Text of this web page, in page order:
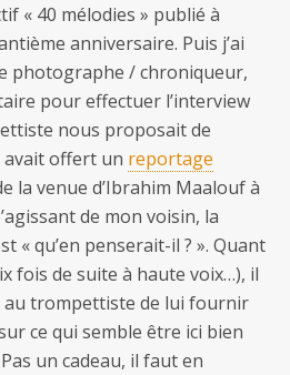
« 40 mélodies » publié à
anniversaire. Puis j’ai
photographe / chroniqueur,
pour effectuer l’interview
nous proposait de
avait offert un reportage
la venue d’Ibrahim Maalouf à
de mon voisin, la
« qu’en penserait-il ? ». Quant
fois de suite à haute voix…), il
au trompettiste de lui fournir
ce qui semble être ici bien
un cadeau, il faut en